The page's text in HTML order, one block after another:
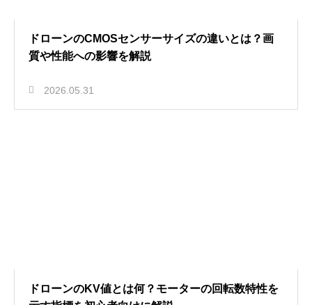
ドローンのCMOSセンサーサイズの違いとは？画
質や性能への影響を解説
2026.05.31
ドローンのKV値とは何？モーターの回転数特性を